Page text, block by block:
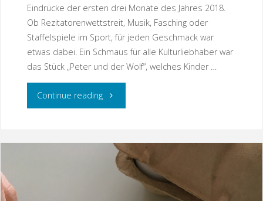
Eindrücke der ersten drei Monate des Jahres 2018.
Ob Rezitatorenwettstreit, Musik, Fasching oder
Staffelspiele im Sport, für jeden Geschmack war
etwas dabei. Ein Schmaus für alle Kulturliebhaber war
das Stück „Peter und der Wolf“, welches Kinder …
Continue reading"Was
geschah"